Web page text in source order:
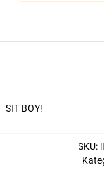
SIT BOY!
SKU: